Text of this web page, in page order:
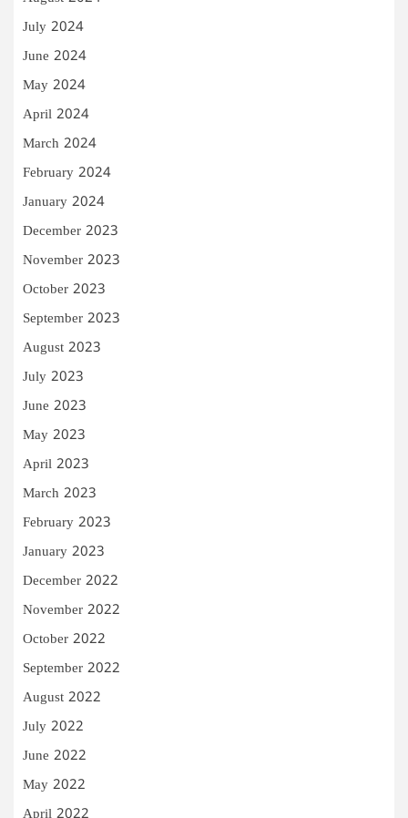
July 2024
June 2024
May 2024
April 2024
March 2024
February 2024
January 2024
December 2023
November 2023
October 2023
September 2023
August 2023
July 2023
June 2023
May 2023
April 2023
March 2023
February 2023
January 2023
December 2022
November 2022
October 2022
September 2022
August 2022
July 2022
June 2022
May 2022